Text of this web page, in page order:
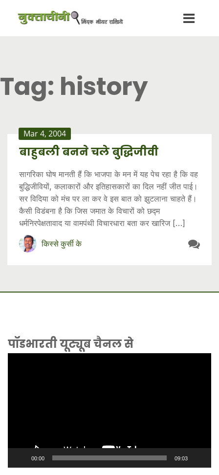
Tag: history
Mar 4, 2004
बाहुबली बनने चले बुद्धिजीवी
सागरिका घोष मानती हैं कि भाजपा के मन में यह पेच रहा है कि वह
बुद्धिजीवियों, कलाकारों और इतिहासकारों का दिल नहीं जीत पाई।
सर विदिया को मंच पर ला कर वे इस बात को झुटलाना चाहते हैं।
कैसी विडंबना है कि जिस जमात के विचारों को छद्म
धर्मनिरपेक्षतावाद या वामपंथी विचारधारा बता कर खारिज […]
किस्से कुर्सी के
पॉडभारती यूट्यूब चैनल से
00:00 09:03